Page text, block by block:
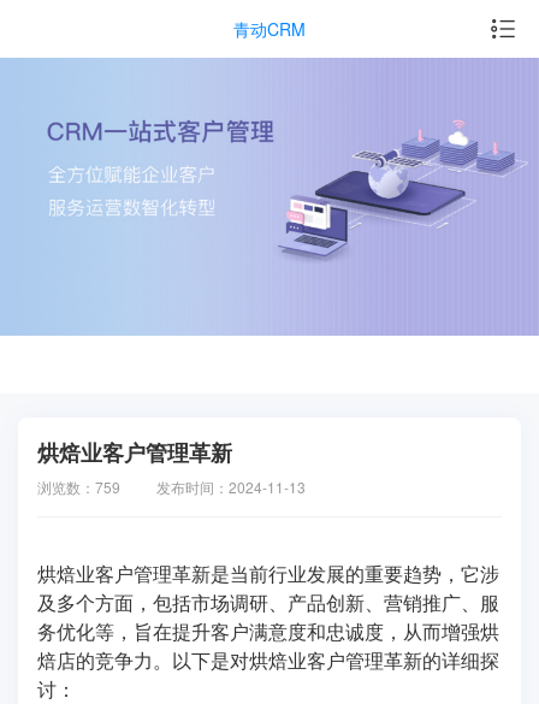
青动CRM
烘焙业客户管理革新
浏览数：759 发布时间：2024-11-13
烘焙业客户管理革新是当前行业发展的重要趋势，它涉
及多个方面，包括市场调研、产品创新、营销推广、服
务优化等，旨在提升客户满意度和忠诚度，从而增强烘
焙店的竞争力。以下是对烘焙业客户管理革新的详细探
讨：